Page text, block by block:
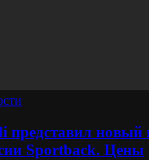
представил новый
Sportback. Цены